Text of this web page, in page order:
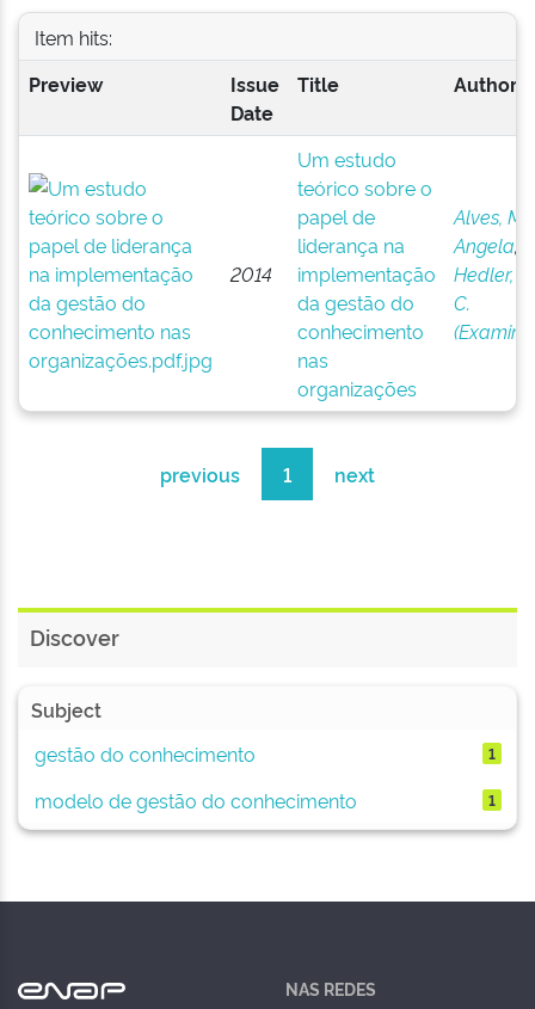
Item hits:
Preview
Issue
Date
Title
2014
Um estudo
teórico sobre o
papel de
liderança na
implementação
da gestão do
conhecimento
nas
organizações
Alves,
Angela;
Hedler,
C.
previous 1 next
Discover
Subject
gestão do conhecimento
1
modelo de gestão do conhecimento 1
NAS REDES